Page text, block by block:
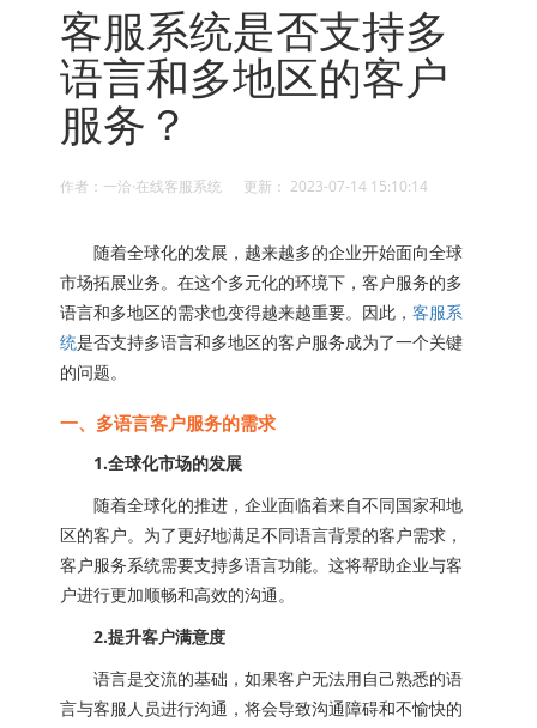
客服系统是否支持多
语言和多地区的客户
服务？
作者：一洽·在线客服系统 更新： 2023-07-14 15:10:14
随着全球化的发展，越来越多的企业开始面向全球
市场拓展业务。在这个多元化的环境下，客户服务的多
语言和多地区的需求也变得越来越重要。因此， 客服系
统是否支持多语言和多地区的客户服务成为了一个关键
的问题。
一、多语言客户服务的需求
1.全球化市场的发展
随着全球化的推进，企业面临着来自不同国家和地
区的客户。为了更好地满足不同语言背景的客户需求，
客户服务系统需要支持多语言功能。这将帮助企业与客
户进行更加顺畅和高效的沟通。
2.提升客户满意度
语言是交流的基础，如果客户无法用自己熟悉的语
言与客服人员进行沟通，将会导致沟通障碍和不愉快的